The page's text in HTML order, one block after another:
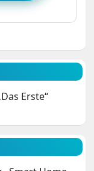
Erste“